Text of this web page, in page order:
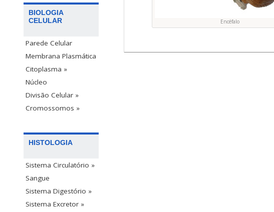
BIOLOGIA
CELULAR
Parede Celular
Membrana Plasmática
Citoplasma »
Núcleo
Divisão Celular »
Cromossomos »
HISTOLOGIA
Sistema Circulatório »
Sangue
Sistema Digestório »
Sistema Excretor »
Encéfalo